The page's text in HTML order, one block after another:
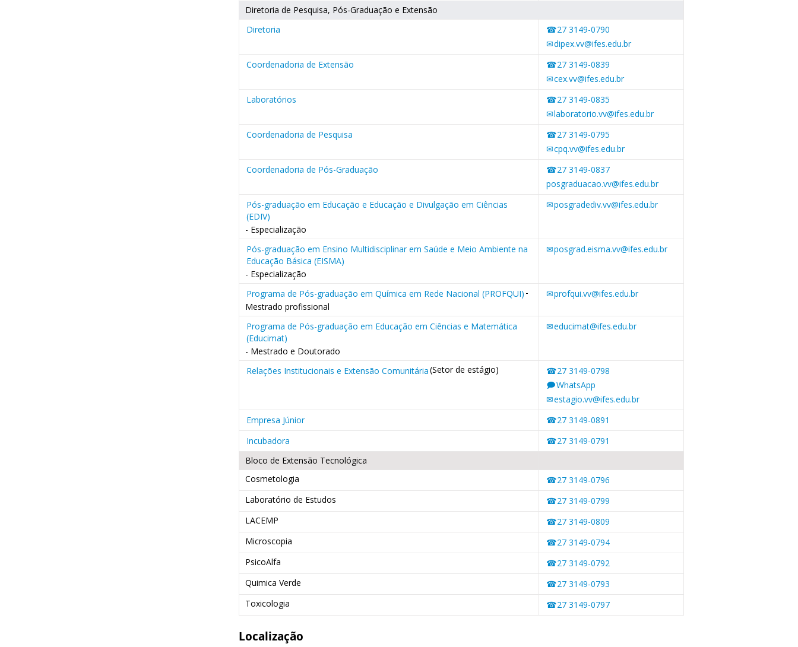
Diretoria de Pesquisa, Pós-Graduação e Extensão
Diretoria
27 3149-0790
dipex.vv@ifes.edu.br
Coordenadoria de Extensão
27 3149-0839
cex.vv@ifes.edu.br
Laboratórios
27 3149-0835
laboratorio.vv@ifes.edu.br
Coordenadoria de Pesquisa
27 3149-0795
cpq.vv@ifes.edu.br
Coordenadoria de Pós-Graduação
27 3149-0837
posgraduacao.vv@ifes.edu.br
Pós-graduação em Educação e Educação e Divulgação em Ciências
(EDIV)
- Especialização
posgradediv.vv@ifes.edu.br
Pós-graduação em Ensino Multidisciplinar em Saúde e Meio Ambiente na
Educação Básica (EISMA)
- Especialização
posgrad.eisma.vv@ifes.edu.br
Programa de Pós-graduação em Química em Rede Nacional (PROFQUI) -
Mestrado profissional
profqui.vv@ifes.edu.br
Programa de Pós-graduação em Educação em Ciências e Matemática
(Educimat)
- Mestrado e Doutorado
educimat@ifes.edu.br
Relações Institucionais e Extensão Comunitária(Setor de estágio)
27 3149-0798
WhatsApp
estagio.vv@ifes.edu.br
Empresa Júnior
27 3149-0891
Incubadora
27 3149-0791
Bloco de Extensão Tecnológica
Cosmetologia
27 3149-0796
Laboratório de Estudos
27 3149-0799
LACEMP
27 3149-0809
Microscopia
27 3149-0794
PsicoAlfa
27 3149-0792
Quimica Verde
27 3149-0793
Toxicologia
27 3149-0797
Localização